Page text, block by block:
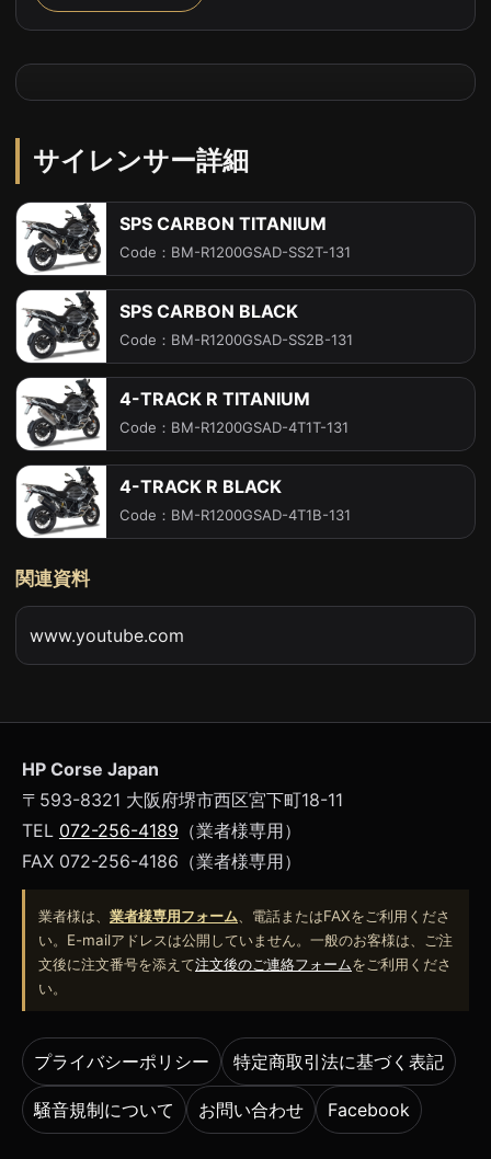
サイレンサー詳細
SPS CARBON TITANIUM
Code：BM-R1200GSAD-SS2T-131
SPS CARBON BLACK
Code：BM-R1200GSAD-SS2B-131
4-TRACK R TITANIUM
Code：BM-R1200GSAD-4T1T-131
4-TRACK R BLACK
Code：BM-R1200GSAD-4T1B-131
関連資料
www.youtube.com
HP Corse Japan
〒593-8321 大阪府堺市西区宮下町18-11
TEL 072-256-4189 （業者様専用）
FAX 072-256-4186（業者様専用）
業者様は、 業者様専用フォーム 、電話またはFAXをご利用くださ
い。E-mailアドレスは公開していません。一般のお客様は、ご注
文後に注文番号を添えて注文後のご連絡フォームをご利用くださ
い。
プライバシーポリシー 特定商取引法に基づく表記
騒音規制について お問い合わせ Facebook